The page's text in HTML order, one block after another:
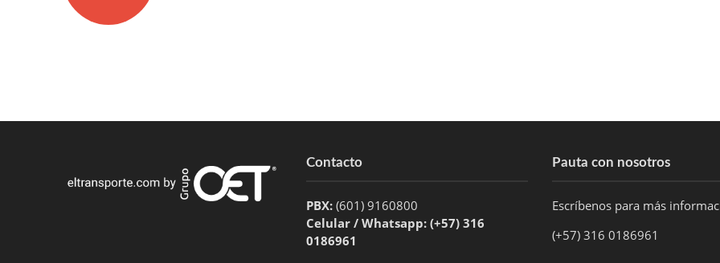
Contacto
PBX: (601) 9160800
Celular / Whatsapp: (+57) 316
0186961
Pauta con nosotros
Escríbenos para más
(+57) 316 0186961